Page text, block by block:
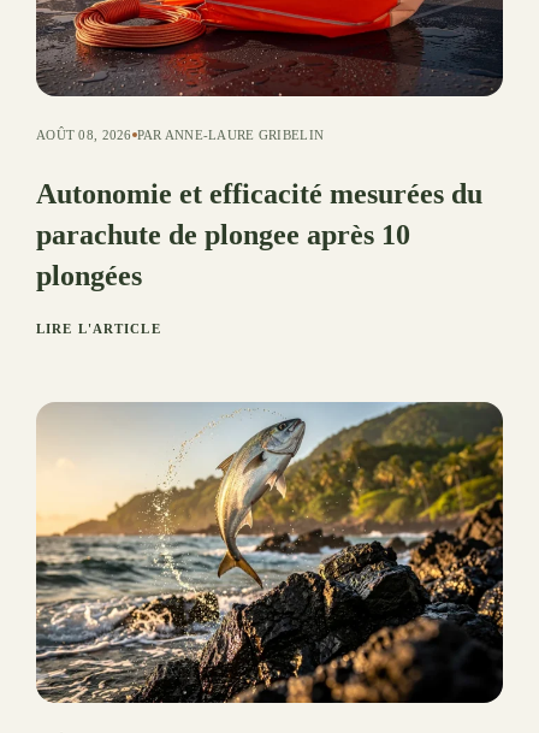
AOÛT 08, 2026 PAR ANNE-LAURE GRIBELIN
Autonomie et efficacité mesurées du
parachute de plongee après 10
plongées
LIRE L'ARTICLE